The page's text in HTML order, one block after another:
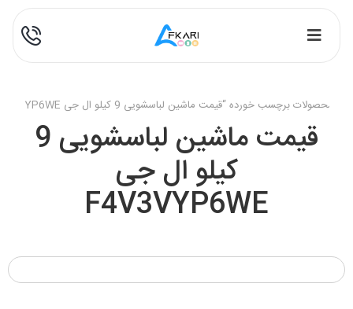
محصولات برچسب خورده “قیمت ماشین لباسشویی 9 کیلو ال جی F4V3VYP6WE”
قیمت ماشین لباسشویی 9
کیلو ال جی
F4V3VYP6WE